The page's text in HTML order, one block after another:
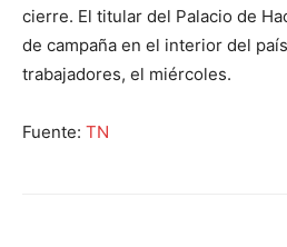
cierre. El titular del Palacio de
de campaña en el interior del
trabajadores, el miércoles.
Fuente: TN